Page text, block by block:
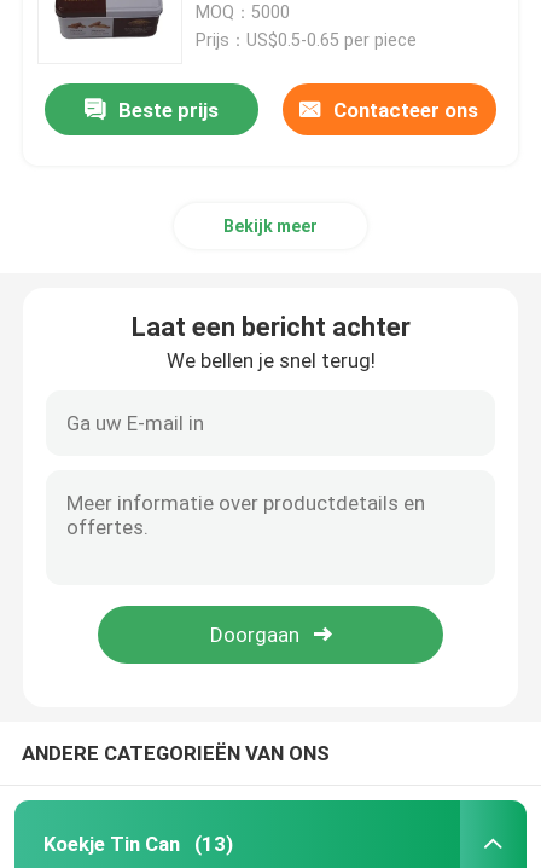
MOQ：5000
Prijs：US$0.5-0.65 per piece
Beste prijs Contacteer ons
Bekijk meer
Laat een bericht achter
We bellen je snel terug!
ANDERE CATEGORIEËN VAN ONS
Koekje Tin Can (13)